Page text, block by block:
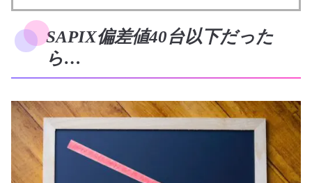
SAPIX偏差値40台以下だった
ら…